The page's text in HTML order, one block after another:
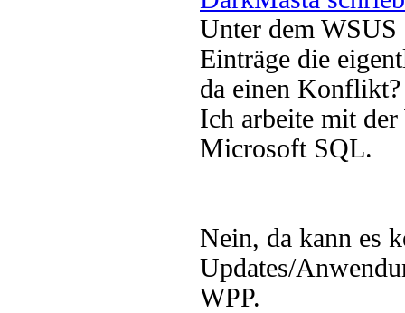
Unter dem WSUS
Einträge die
da einen Konflikt?
Ich arbeite mit
Microsoft SQL.
Nein, da kann es
Updates/
WPP.